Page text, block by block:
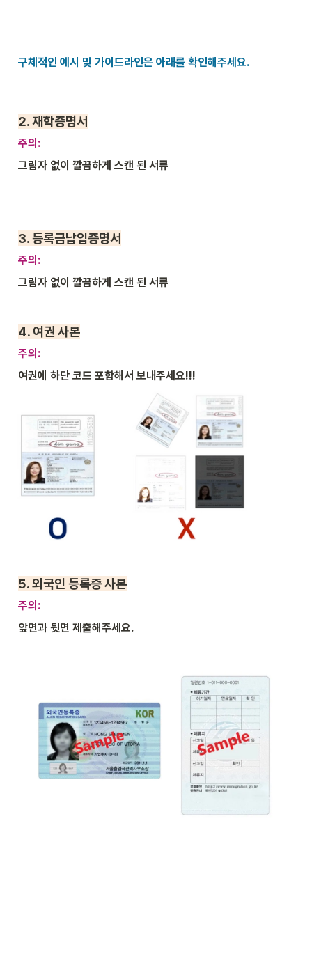
구체적인 예시 및 가이드라인은 아래를 확인해주세요.
2. 재학증명서
주의:
그림자 없이 깔끔하게 스캔 된 서류
3. 등록금납입증명서
주의:
그림자 없이 깔끔하게 스캔 된 서류
4. 여권 사본
주의:
여권에 하단 코드 포함해서 보내주세요!!!
5. 외국인 등록증 사본
주의:
앞면과 뒷면 제출해주세요.